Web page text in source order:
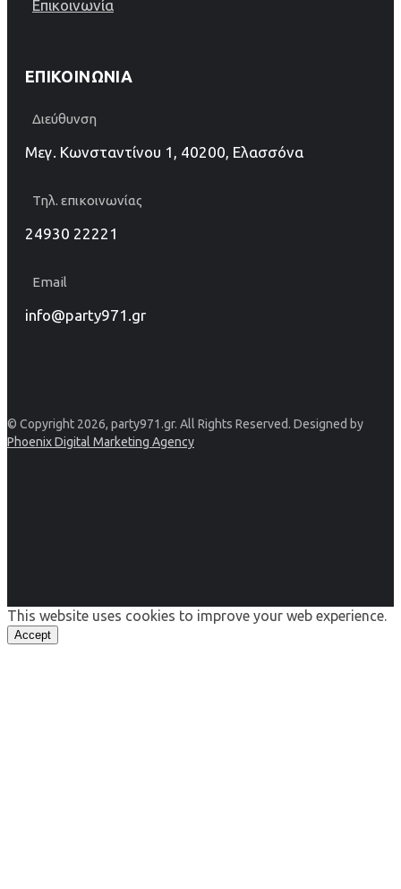
Επικοινωνία
ΕΠΙΚΟΙΝΩΝΊΑ
Διεύθυνση
Μεγ. Κωνσταντίνου 1, 40200, Ελασσόνα
Τηλ. επικοινωνίας
24930 22221
Email
info@party971.gr
© Copyright 2026, party971.gr. All Rights Reserved. Designed by
Phoenix Digital Marketing Agency
This website uses cookies to improve your web experience.
Accept